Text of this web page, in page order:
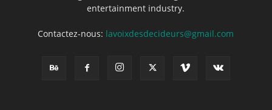
entertainment industry.
Contactez-nous: lavoixdesdecideurs@gmail.com